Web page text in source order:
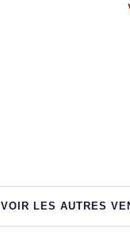
VOIR LES AUTRES